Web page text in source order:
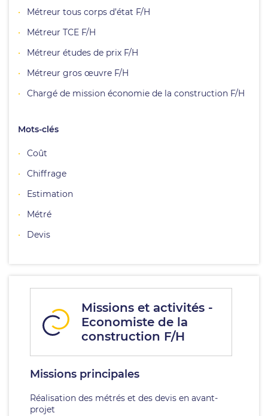
Métreur tous corps d’état F/H
Métreur TCE F/H
Métreur études de prix F/H
Métreur gros œuvre F/H
Chargé de mission économie de la construction F/H
Mots-clés
Coût
Chiffrage
Estimation
Métré
Devis
Missions et activités -
Economiste de la
construction F/H
Missions principales
Réalisation des métrés et des devis en avant-
projet